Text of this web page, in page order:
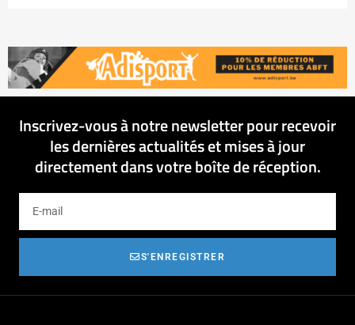
Inscrivez-vous à notre newsletter pour recevoir
les dernières actualités et mises à jour
directement dans votre boîte de réception.
S'ENREGISTRER